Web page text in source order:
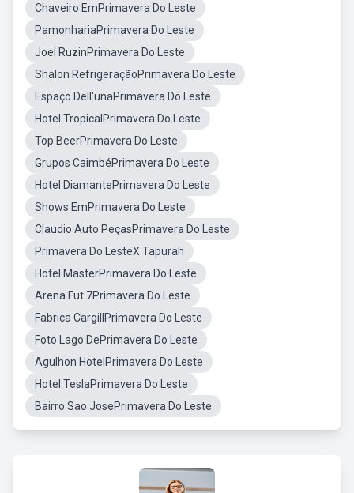
Chaveiro EmPrimavera Do Leste
PamonhariaPrimavera Do Leste
Joel RuzinPrimavera Do Leste
Shalon RefrigeraçãoPrimavera Do Leste
Espaço Dell'unaPrimavera Do Leste
Hotel TropicalPrimavera Do Leste
Top BeerPrimavera Do Leste
Grupos CaimbéPrimavera Do Leste
Hotel DiamantePrimavera Do Leste
Shows EmPrimavera Do Leste
Claudio Auto PeçasPrimavera Do Leste
Primavera Do LesteX Tapurah
Hotel MasterPrimavera Do Leste
Arena Fut 7Primavera Do Leste
Fabrica CargillPrimavera Do Leste
Foto Lago DePrimavera Do Leste
Agulhon HotelPrimavera Do Leste
Hotel TeslaPrimavera Do Leste
Bairro Sao JosePrimavera Do Leste